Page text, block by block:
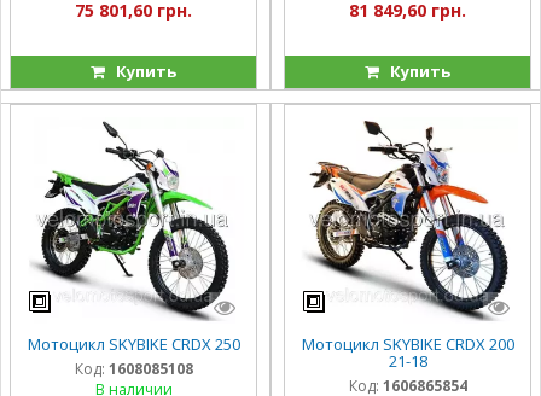
75 801,60 грн.
Купить
81 849,60 грн.
Купить
Мотоцикл SKYBIKE CRDX 250
Код: 1608085108
В наличии
Мотоцикл SKYBIKE CRDX 200
21-18
Код: 1606865854